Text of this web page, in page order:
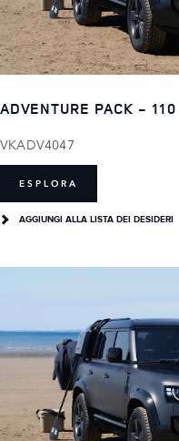
ADVENTURE PACK - 110
VKADV4047
ESPLORA
AGGIUNGI ALLA LISTA DEI DESIDERI